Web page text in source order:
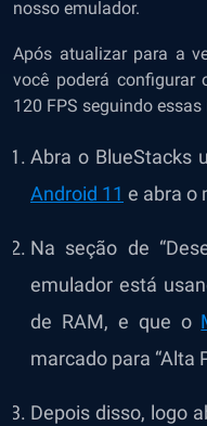
nosso emulador.
Após atualizar para a
você poderá configurar
120 FPS seguindo
Abra o BlueStacks
Android 11 e abra o
Na seção de
emulador está
de RAM, e que o
marcado para “Alta
Depois disso, logo